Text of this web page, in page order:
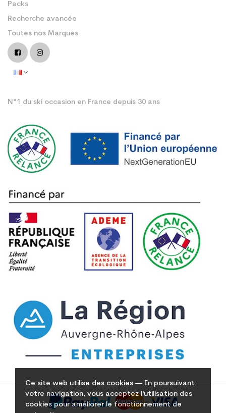
Ce site web utilise des cookies — En poursuivant
votre navigation, vous acceptez l'utilisation des
cookies pour améliorer le fonctionnement de
Packs
Recherche avancée
Toutes nos Marques
N°1 du ski occasion en France depuis 30 ans